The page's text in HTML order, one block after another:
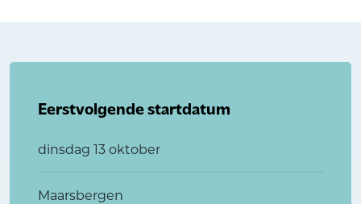
Eerstvolgende startdatum
dinsdag 13 oktober
Maarsbergen